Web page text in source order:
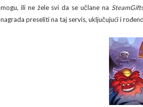
mogu, ili ne žele svi da se učlane na
nagrada preseliti na taj servis, uključujući i